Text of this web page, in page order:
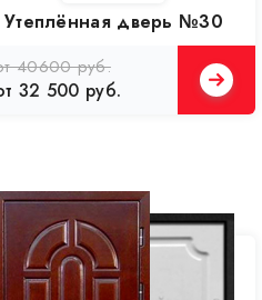
Утеплённая дверь №30
40600 руб.
32 500 руб.